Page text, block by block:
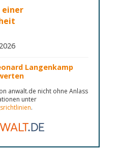
Langenkamp
anwalt.de nicht ohne Anlass
unter
.